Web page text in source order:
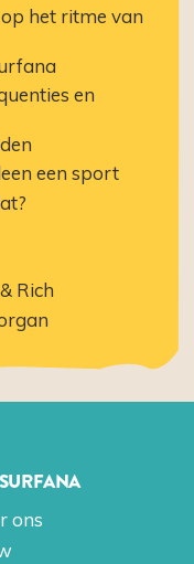
het ritme van
en
een sport
Rich
ons